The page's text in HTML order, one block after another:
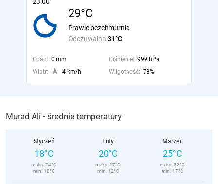
29°C
Odczuwalna 31°C
Prawie bezchmurnie
Opad: 0 mm Ciśnienie: 999 hPa
Wiatr:
4 km/h Wilgotność: 73%
Murad Ali - średnie temperatury
Styczeń
18°C
maks. 24°C
min. 10°C
Luty
20°C
maks. 27°C
min. 12°C
Marzec
25°C
maks. 32°C
min. 17°C